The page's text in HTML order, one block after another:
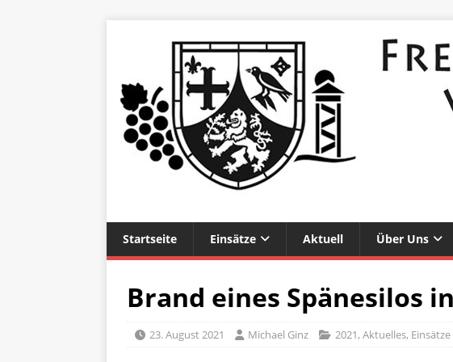
Startseite Einsätze Aktuell Über Uns
Brand eines Spänesilos
23. August 2021 Michael Ginz 2021, Aktuelles, Einsätze